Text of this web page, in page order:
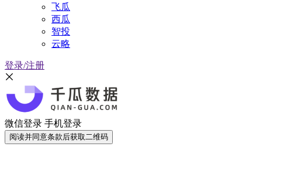
飞瓜
西瓜
智投
云略
登录/注册
微信登录 手机登录
阅读并同意条款后获取二维码